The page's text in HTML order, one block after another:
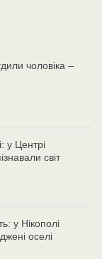
чоловіка –
у Центрі
світ
у Нікополі
оселі